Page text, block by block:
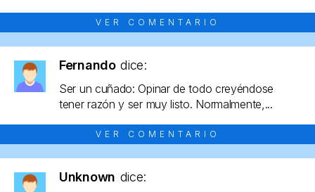
VER COMENTARIO
Fernando dice:
Ser un cuñado: Opinar de todo creyéndose
tener razón y ser muy listo. Normalmente,...
VER COMENTARIO
Unknown dice: